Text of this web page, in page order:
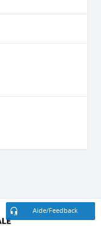
Aide/Feedback